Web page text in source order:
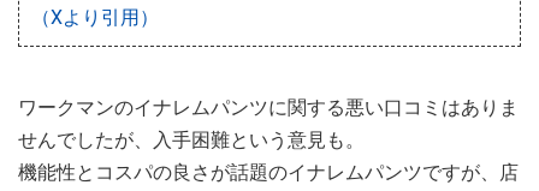
（Xより引用）
ワークマンのイナレムパンツに関する悪い口コミはありま
せんでしたが、入手困難という意見も。
機能性とコスパの良さが話題のイナレムパンツですが、店